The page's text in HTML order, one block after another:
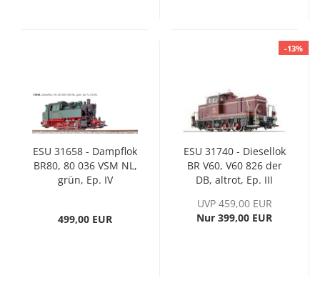
ESU 31658 - Dampflok
BR80, 80 036 VSM NL,
grün, Ep. IV
499,00 EUR
-13%
ESU 31740 - Diesellok
BR V60, V60 826 der
DB, altrot, Ep. III
UVP 459,00 EUR
Nur 399,00 EUR